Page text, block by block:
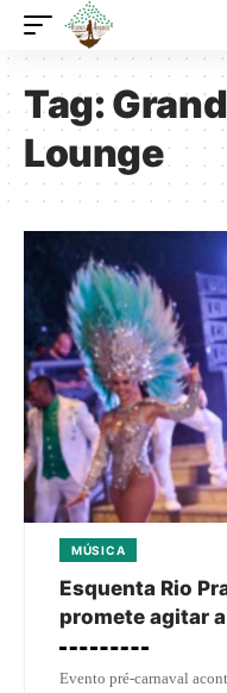
Tag:
Lounge
MÚSICA
Esquenta Rio
promete agitar
Evento pré-carnaval